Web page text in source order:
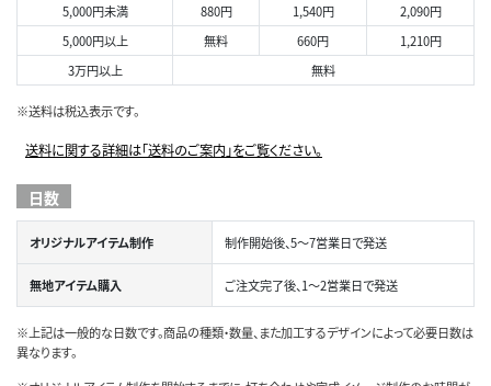
5,000円未満
880円 1,540円
2,090円
5,000円以上
無料 660円
1,210円
3万円以上
無料
※送料は税込表示です。
送料に関する詳細は「送料のご案内」をご覧ください。
日数
オリジナルアイテム制作 制作開始後、5～7営業日で発送
無地アイテム購入 ご注文完了後、1～2営業日で発送
※上記は一般的な日数です。商品の種類・数量、また加工するデザインによって必要日数は
異なります。